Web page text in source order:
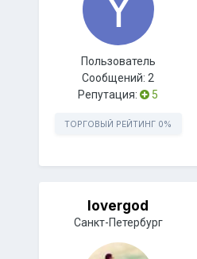
Пользователь
Сообщений:2
Репутация:
5
ТОРГОВЫЙ РЕЙТИНГ 0%
lovergod
Санкт-Петербург